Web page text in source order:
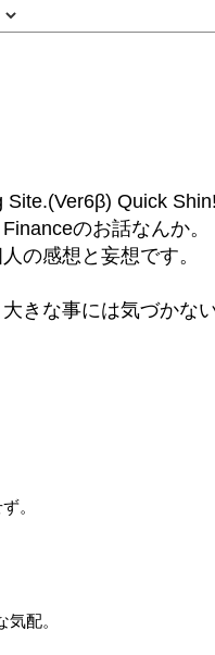
Quick
のお話なんか。
の感想と妄想です。
きな事には気づかな
。
配。